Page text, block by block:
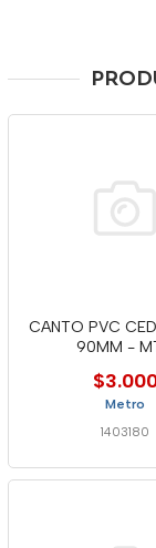
CANTO PVC
90MM -
Metro
1403180